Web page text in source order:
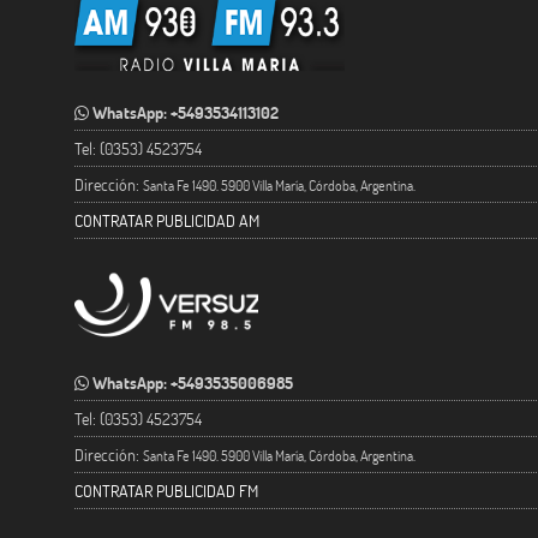
WhatsApp: +5493534113102
Tel: (0353) 4523754
Dirección: Santa Fe 1490. 5900 Villa María, Córdoba, Argentina.
CONTRATAR PUBLICIDAD AM
WhatsApp: +5493535006985
Tel: (0353) 4523754
Dirección: Santa Fe 1490. 5900 Villa María, Córdoba, Argentina.
CONTRATAR PUBLICIDAD FM